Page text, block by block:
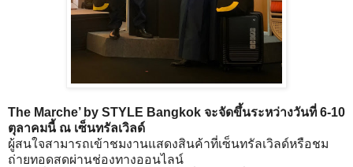
The Marche’ by STYLE Bangkok จะจัดขึ้นระหว่างวันที่ 6-10
ตุลาคมนี้ ณ เซ็นทรัลเวิลด์
ผู้สนใจสามารถเข้าชมงานแสดงสินค้าที่เซ็นทรัลเวิลด์หรือชม
ถ่ายทอดสดผ่านช่องทางออนไลน์